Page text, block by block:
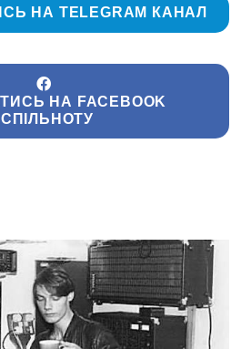
НА TELEGRAM КАНАЛ
НА FACEBOOK
СПІЛЬНОТУ